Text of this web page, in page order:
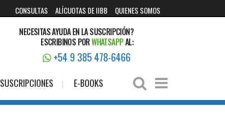
CONSULTAS ALÍCUOTAS DE IIBB QUIENES SOMOS
NECESITAS AYUDA EN LA SUSCRIPCIÓN?
ESCRIBINOS PORWHATSAPPAL:
+54 9 385 478-6466
SUSCRIPCIONES E-BOOKS